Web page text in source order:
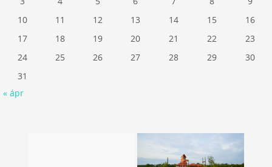
10
11 12 13 14 15
16
17
18 19 20 21 22
23
24
25 26 27 28 29
30
31
« ápr